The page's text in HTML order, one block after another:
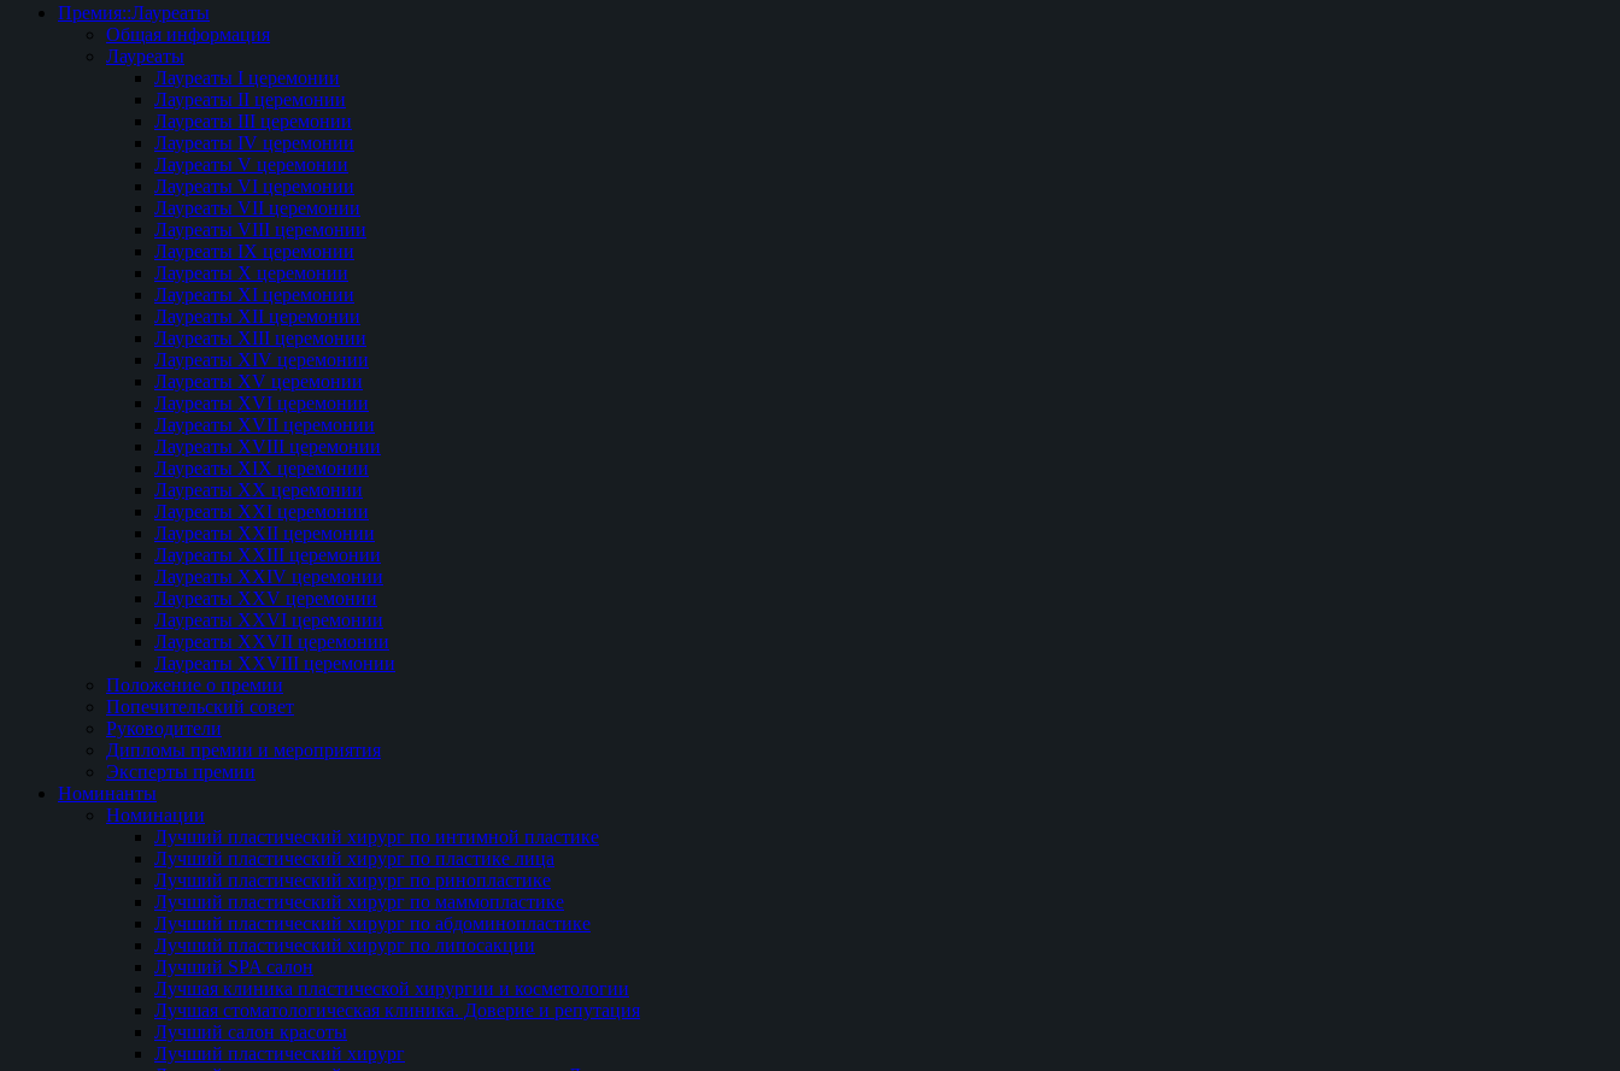
Премия::Лауреаты
Общая информация
Лауреаты
Лауреаты I церемонии
Лауреаты II церемонии
Лауреаты III церемонии
Лауреаты IV церемонии
Лауреаты V церемонии
Лауреаты VI церемонии
Лауреаты VII церемонии
Лауреаты VIII церемонии
Лауреаты IX церемонии
Лауреаты Х церемонии
Лауреаты XI церемонии
Лауреаты XII церемонии
Лауреаты XIII церемонии
Лауреаты XIV церемонии
Лауреаты XV церемонии
Лауреаты XVI церемонии
Лауреаты XVII церемонии
Лауреаты XVIII церемонии
Лауреаты XIX церемонии
Лауреаты XX церемонии
Лауреаты XXI церемонии
Лауреаты XXII церемонии
Лауреаты XXIII церемонии
Лауреаты XXIV церемонии
Лауреаты XXV церемонии
Лауреаты XXVI церемонии
Лауреаты XXVII церемонии
Лауреаты XXVIII церемонии
Положение о премии
Попечительский совет
Руководители
Дипломы премии и мероприятия
Эксперты премии
Номинанты
Номинации
Лучший пластический хирург по интимной пластике
Лучший пластический хирург по пластике лица
Лучший пластический хирург по ринопластике
Лучший пластический хирург по маммопластике
Лучший пластический хирург по абдоминопластике
Лучший пластический хирург по липосакции
Лучший SPA салон
Лучшая клиника пластической хирургии и косметологии
Лучшая стоматологическая клиника. Доверие и репутация
Лучший салон красоты
Лучший пластический хирург